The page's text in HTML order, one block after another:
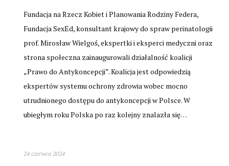
Fundacja na Rzecz Kobiet i Planowania Rodziny Federa,
Fundacja SexEd, konsultant krajowy do spraw perinatologii
prof. Mirosław Wielgoś, ekspertki i eksperci medyczni oraz
strona społeczna zainaugurowali działalność koalicji
„Prawo do Antykoncepcji”. Koalicja jest odpowiedzią
ekspertów systemu ochrony zdrowia wobec mocno
utrudnionego dostępu do antykoncepcji w Polsce. W
ubiegłym roku Polska po raz kolejny znalazła się…
24 czerwca 2024